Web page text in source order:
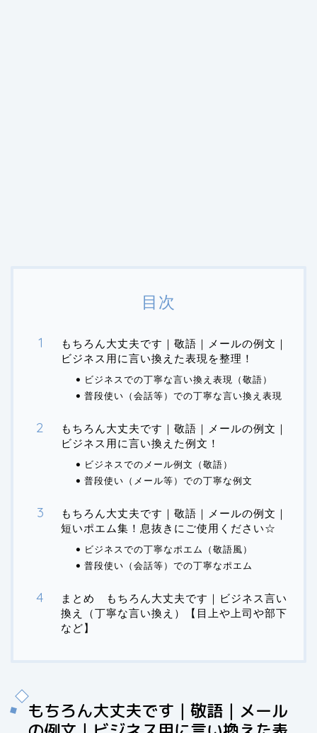
目次
もちろん大丈夫です｜敬語｜メールの例文｜
ビジネス用に言い換えた表現を整理！
ビジネスでの丁寧な言い換え表現（敬語）
普段使い（会話等）での丁寧な言い換え表現
もちろん大丈夫です｜敬語｜メールの例文｜
ビジネス用に言い換えた例文！
ビジネスでのメール例文（敬語）
普段使い（メール等）での丁寧な例文
もちろん大丈夫です｜敬語｜メールの例文｜
短いポエム集！息抜きにご使用ください☆
ビジネスでの丁寧なポエム（敬語風）
普段使い（会話等）での丁寧なポエム
まとめ もちろん大丈夫です｜ビジネス言い
換え（丁寧な言い換え）【目上や上司や部下
など】
もちろん大丈夫です｜敬語｜メール